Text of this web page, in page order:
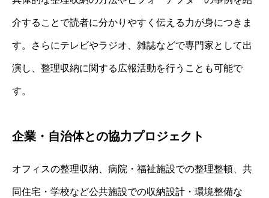
介することで読者に分かりやすく伝える力が身につきま
す。さらにテレビやラジオ、雑誌などで専門家として出
演し、整理収納に関する広報活動を行うことも可能で
す。
企業・自治体との協力プロジェクト
オフィスの整理収納、病院・福祉施設での整理整頓、共
同住宅・学校など公共施設での収納設計・環境整備な